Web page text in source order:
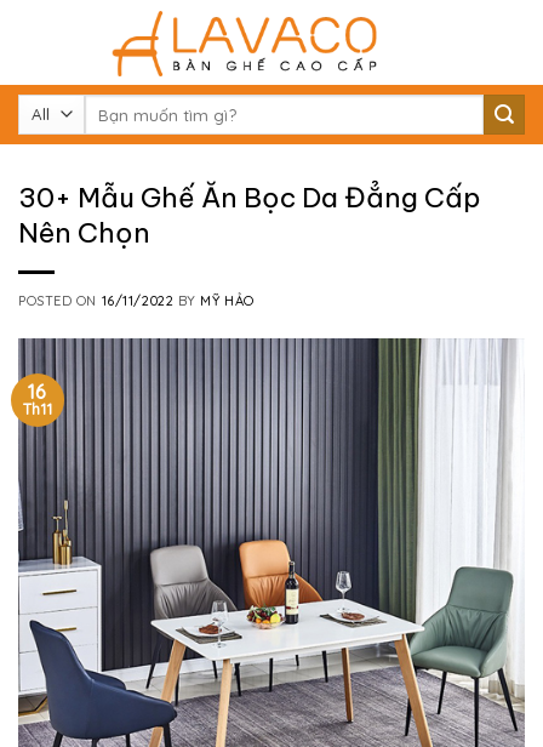
kiếm:
30+ Mẫu Ghế Ăn Bọc Da Đẳng Cấp
Nên Chọn
POSTED ON 16/11/2022 BY MỸ HẢO
16
Th11